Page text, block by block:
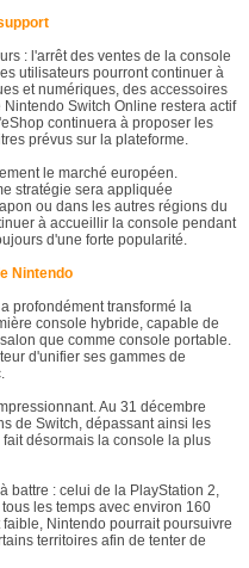
: l'arrêt des ventes de la console
utilisateurs pourront continuer à
et numériques, des accessoires
Switch Online restera actif
continuera à proposer les
prévus sur la plateforme.
le marché européen.
stratégie sera appliquée
ou dans les autres régions du
à accueillir la console pendant
d'une forte popularité.
Nintendo
profondément transformé la
console hybride, capable de
que comme console portable.
d'unifier ses gammes de
Au 31 décembre
de Switch, dépassant ainsi les
désormais la console la plus
battre : celui de la PlayStation 2,
les temps avec environ 160
Nintendo pourrait poursuivre
territoires afin de tenter de